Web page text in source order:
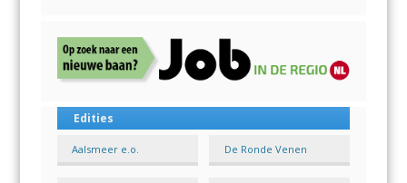
Edities
Aalsmeer e.o. De Ronde Venen